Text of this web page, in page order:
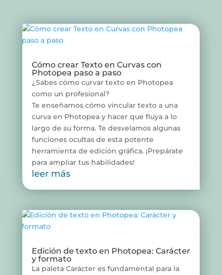
Cómo crear Texto en Curvas con
Photopea paso a paso
¿Sabes cómo curvar texto en Photopea
como un profesional?
Te enseñamos cómo vincular texto a una
curva en Photopea y hacer que fluya a lo
largo de su forma. Te desvelamos algunas
funciones ocultas de esta potente
herramienta de edición gráfica. ¡Prepárate
para ampliar tus habilidades!
leer más
Edición de texto en Photopea: Carácter
y formato
La paleta Carácter es fundamental para la